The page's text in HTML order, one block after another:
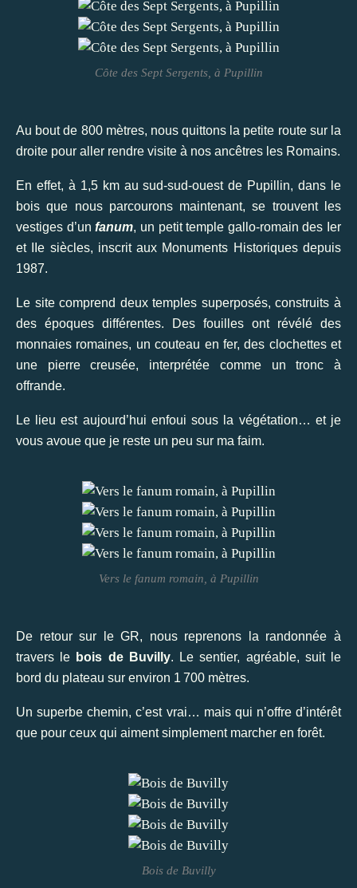
Côte des Sept Sergents, à Pupillin
Au bout de 800 mètres, nous quittons la petite route sur la
droite pour aller rendre visite à nos ancêtres les Romains.
En effet, à 1,5 km au sud-sud-ouest de Pupillin, dans le
bois que nous parcourons maintenant, se trouvent les
vestiges d’unfanum, un petit temple gallo-romain des Ier
et IIe siècles, inscrit aux Monuments Historiques depuis
1987.
Le site comprend deux temples superposés, construits à
des époques différentes. Des fouilles ont révélé des
monnaies romaines, un couteau en fer, des clochettes et
une pierre creusée, interprétée comme un tronc à
offrande.
Le lieu est aujourd’hui enfoui sous la végétation… et je
vous avoue que je reste un peu sur ma faim.
Vers le fanum romain, à Pupillin
De retour sur le GR, nous reprenons la randonnée à
travers le bois de Buvilly. Le sentier, agréable, suit le
bord du plateau sur environ 1 700 mètres.
Un superbe chemin, c’est vrai… mais qui n’offre d’intérêt
que pour ceux qui aiment simplement marcher en forêt.
Bois de Buvilly